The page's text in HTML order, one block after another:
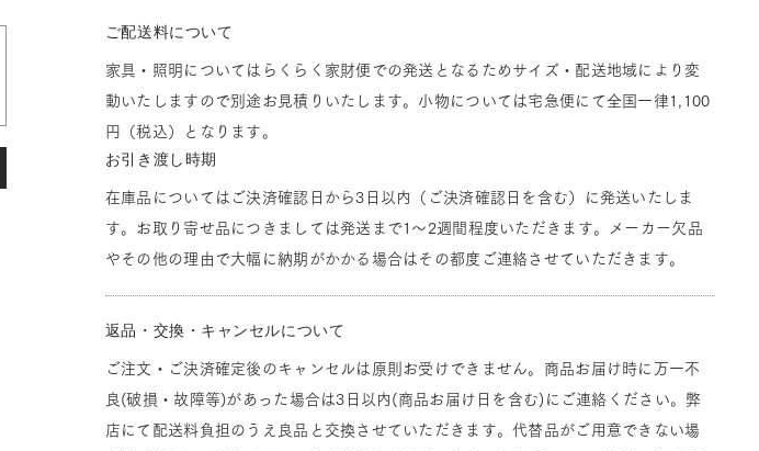
ご配送料について
家具・照明についてはらくらく家財便での発送となるためサイズ・配送地域により変
動いたしますので別途お見積りいたします。小物については宅急便にて全国一律1,100
円（税込）となります。
お引き渡し時期
在庫品についてはご決済確認日から3日以内（ご決済確認日を含む）に発送いたしま
す。お取り寄せ品につきましては発送まで1～2週間程度いただきます。メーカー欠品
やその他の理由で大幅に納期がかかる場合はその都度ご連絡させていただきます。
返品・交換・キャンセルについて
ご注文・ご決済確定後のキャンセルは原則お受けできません。商品お届け時に万一不
良(破損・故障等)があった場合は3日以内(商品お届け日を含む)にご連絡ください。弊
店にて配送料負担のうえ良品と交換させていただきます。代替品がご用意できない場